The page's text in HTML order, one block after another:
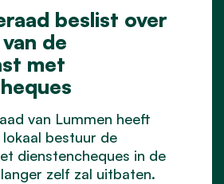
beslist over
de
met
van Lummen heeft
bestuur de
dienstencheques in de
zelf zal uitbaten.